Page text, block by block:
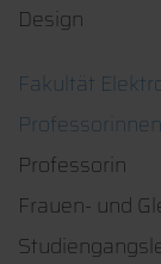
Design
Fakultät
Professorin
Frauen- und